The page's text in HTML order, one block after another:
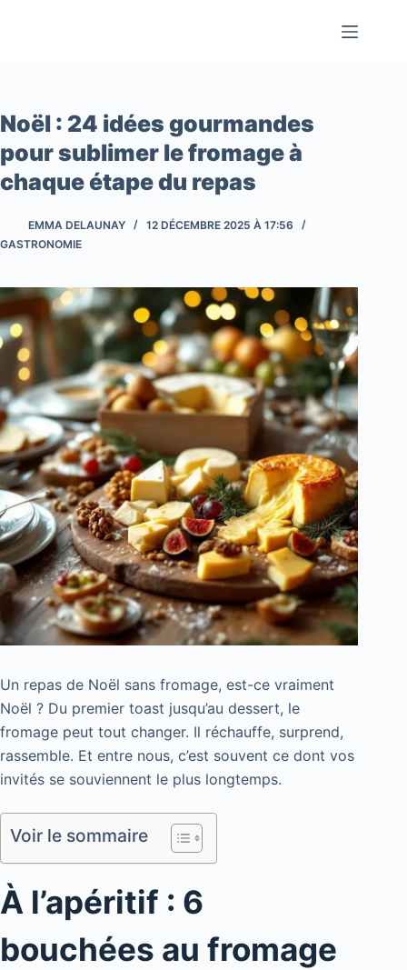
Noël : 24 idées gourmandes
pour sublimer le fromage à
chaque étape du repas
EMMA DELAUNAY
12 DÉCEMBRE 2025 À 17:56
GASTRONOMIE
Un repas de Noël sans fromage, est-ce vraiment
Noël ? Du premier toast jusqu’au dessert, le
fromage peut tout changer. Il réchauffe, surprend,
rassemble. Et entre nous, c’est souvent ce dont vos
invités se souviennent le plus longtemps.
Voir le sommaire
À l’apéritif : 6
bouchées au fromage